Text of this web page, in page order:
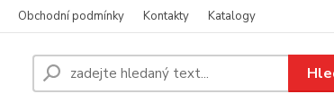
Obchodní podmínky Kontakty Katalogy